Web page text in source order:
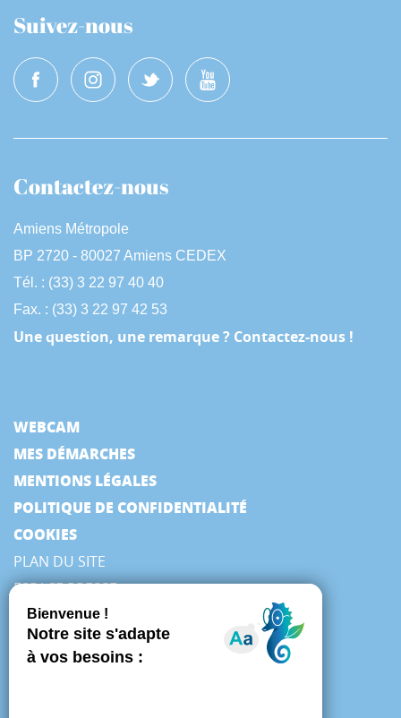
Suivez-nous
Contactez-nous
Amiens Métropole
BP 2720 - 80027 Amiens CEDEX
Tél. : (33) 3 22 97 40 40
Fax. : (33) 3 22 97 42 53
Une question, une remarque ? Contactez-nous !
WEBCAM
MES DÉMARCHES
MENTIONS LÉGALES
POLITIQUE DE CONFIDENTIALITÉ
COOKIES
PLAN DU SITE
ESPACE PRESSE